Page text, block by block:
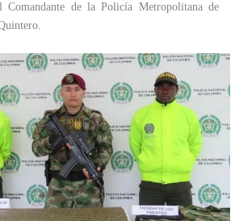
de la Policía Metropolitana de